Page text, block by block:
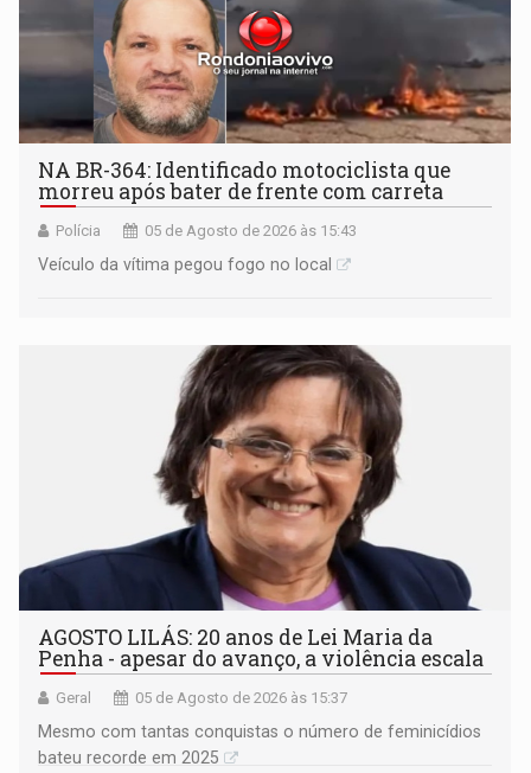
NA BR-364: Identificado motociclista que
morreu após bater de frente com carreta
Polícia 05 de Agosto de 2026 às 15:43
Veículo da vítima pegou fogo no local
AGOSTO LILÁS: 20 anos de Lei Maria da
Penha - apesar do avanço, a violência escala
Geral 05 de Agosto de 2026 às 15:37
Mesmo com tantas conquistas o número de feminicídios
bateu recorde em 2025